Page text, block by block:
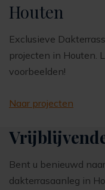
Houten
Exclusieve
projecten in Houten.
voorbeelden!
Naar projecten
Bent u benieuwd
dakterrasaanleg in